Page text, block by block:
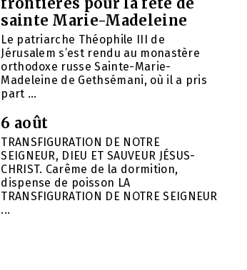
sainte Marie-Madeleine
Le patriarche Théophile III de
Jérusalem s’est rendu au monastère
orthodoxe russe Sainte-Marie-
Madeleine de Gethsémani, où il a pris
part ...
6 août
TRANSFIGURATION DE NOTRE
SEIGNEUR, DIEU ET SAUVEUR JÉSUS-
CHRIST. Carême de la dormition,
dispense de poisson LA
TRANSFIGURATION DE NOTRE SEIGNEUR
...